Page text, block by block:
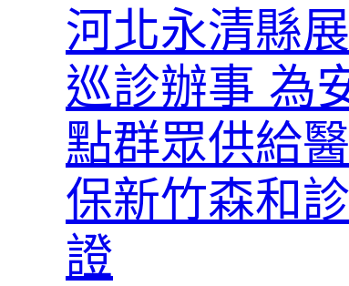
河北永清縣
巡診辦事 為
點群眾供給
保新竹森和
證